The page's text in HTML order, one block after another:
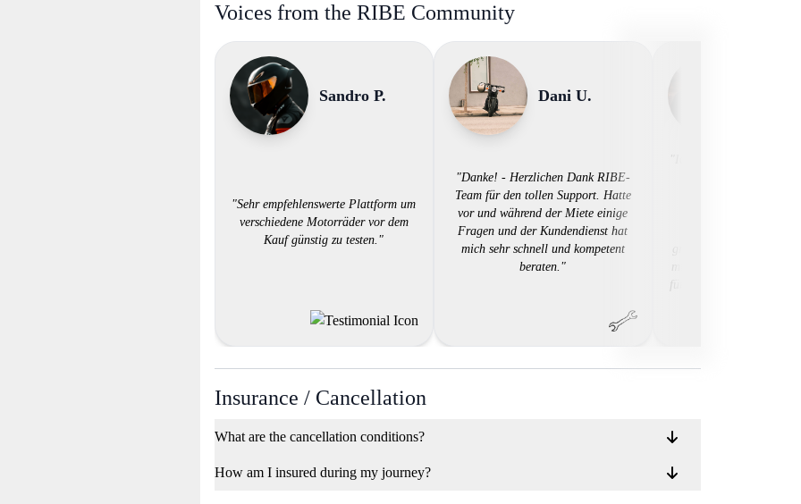
Voices from the RIBE Community
Sandro P.
"Sehr empfehlenswerte Plattform um
verschiedene Motorräder vor dem
Kauf günstig zu testen."
Dani U.
"Danke! - Herzlichen Dank RIBE-
Team für den tollen Support. Hatte
vor und während der Miete einige
Fragen und der Kundendienst hat
mich sehr schnell und kompetent
beraten."
"Ich habe RIBE
für meine Bedürfnisse zu
Insurance / Cancellation
What are the cancellation conditions?
How am I insured during my journey?